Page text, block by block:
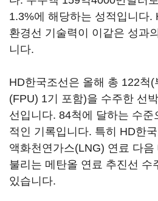
1.3%에 해당하는 성적입니다.
환경선 기술력이 이같은 성과
니다.
HD한국조선은 올해 총 122척(
(FPU) 1기 포함)을 수주한 선
선입니다. 84척에 달하는 수
적인 기록입니다. 특히 HD한
액화천연가스(LNG) 연료 다
불리는 메탄올 연료 추진선 수
있습니다.